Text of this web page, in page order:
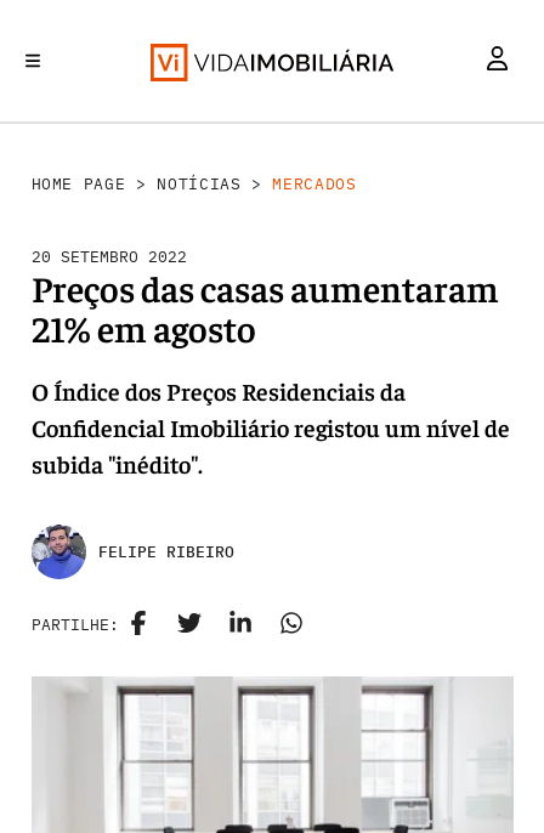
HOME PAGE > NOTÍCIAS >MERCADOS
20 SETEMBRO 2022
Preços das casas aumentaram
21% em agosto
O Índice dos Preços Residenciais da
Confidencial Imobiliário registou um nível de
subida "inédito".
FELIPE RIBEIRO
PARTILHE: